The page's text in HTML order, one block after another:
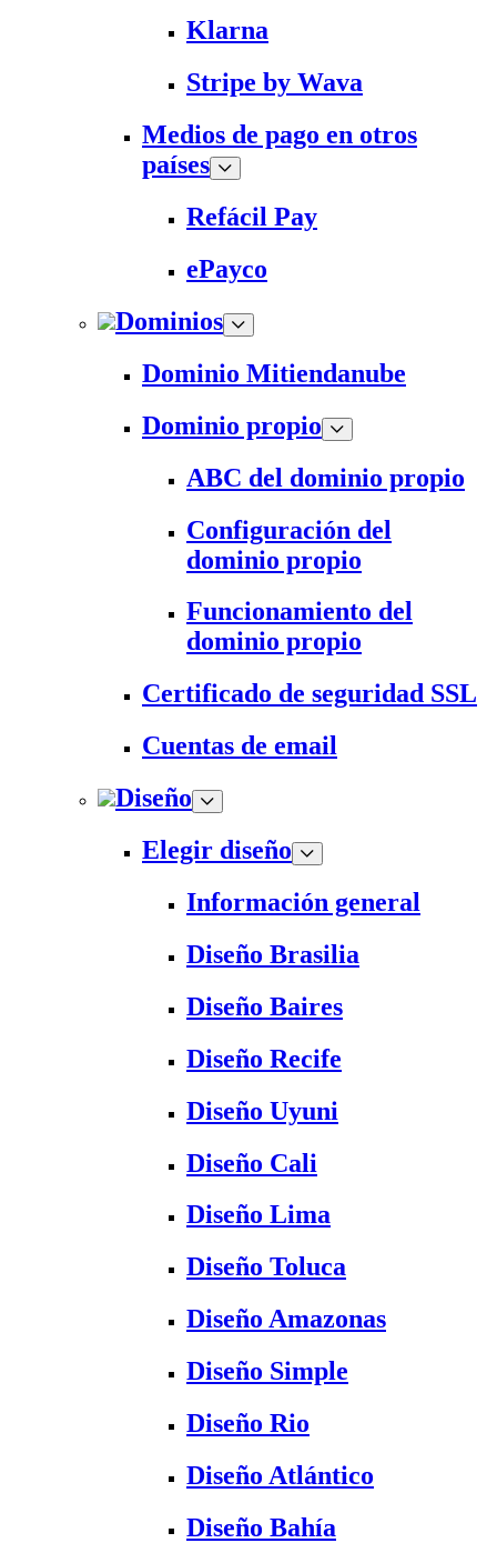
Klarna
Stripe by Wava
Medios de pago en otros
países
Refácil Pay
ePayco
Dominios
Dominio Mitiendanube
Dominio propio
ABC del dominio propio
Configuración del
dominio propio
Funcionamiento del
dominio propio
Certificado de seguridad SSL
Cuentas de email
Diseño
Elegir diseño
Información general
Diseño Brasilia
Diseño Baires
Diseño Recife
Diseño Uyuni
Diseño Cali
Diseño Lima
Diseño Toluca
Diseño Amazonas
Diseño Simple
Diseño Rio
Diseño Atlántico
Diseño Bahía